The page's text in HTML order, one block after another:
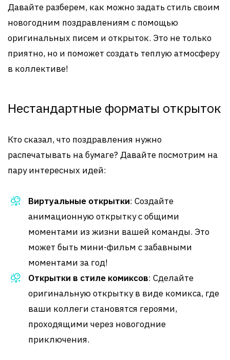
Давайте разберем, как можно задать стиль своим
новогодним поздравлениям с помощью
оригинальных писем и открыток. Это не только
приятно, но и поможет создать теплую атмосферу
в коллективе!
Нестандартные форматы открыток
Кто сказал, что поздравления нужно
распечатывать на бумаге? Давайте посмотрим на
пару интересных идей:
Виртуальные открытки: Создайте
анимационную открытку с общими
моментами из жизни вашей команды. Это
может быть мини-фильм с забавными
моментами за год!
Открытки в стиле комиксов: Сделайте
оригинальную открытку в виде комикса, где
ваши коллеги становятся героями,
проходящими через новогодние
приключения.